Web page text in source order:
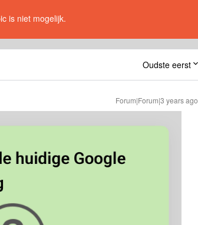
is niet mogelijk.
Oudste eerst
Forum|Forum|3 years ago